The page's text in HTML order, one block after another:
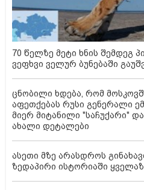
70 წელზე მეტი ხნის შემდეგ
ვეფხვი ველურ ბუნებაში
ცნობილი ხდება, რომ
აფეთქებას რუსი გენერალი
მიერ მიტანილი "საჩუქარი"
ახალი დეტალები
ასეთი მზე არასდროს
ზედაპირი ისტორიაში